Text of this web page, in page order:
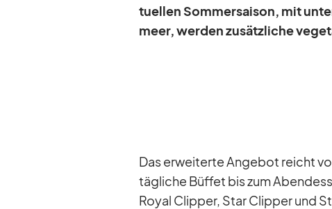
tu­el­len Som­mer­sai­son, mit
meer, wer­den zu­sätz­li­che
Das er­wei­terte An­ge­bot reicht
täg­li­che Büf­fet bis zum
Royal Clip­per, Star Clip­per und